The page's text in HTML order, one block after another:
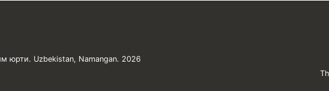
юрти. Uzbekistan, Namangan. 2026